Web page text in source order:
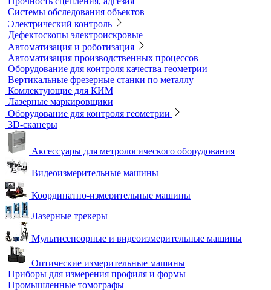
Течеискатели акустические
Течеискатели корреляционные
Течеискатели многодатчиковые
Трассотечеискатели
Контроль в строительстве
Виброизмерительные приборы
Диагностика свай
Измерители теплопроводности
Контроль арматуры
Контроль дорог и грунтов
Контроль прочности бетона
Приборы теплового контроля
Прочность сцепления, адгезия
Системы обследования объектов
Электрический контроль
Дефектоскопы электроискровые
Автоматизация и роботизация
Автоматизация производственных процессов
Оборудование для контроля качества геометрии
Вертикальные фрезерные станки по металлу
Комлектующие для КИМ
Лазерные маркировщики
Оборудование для контроля геометрии
3D-сканеры
Аксессуары для метрологического оборудования